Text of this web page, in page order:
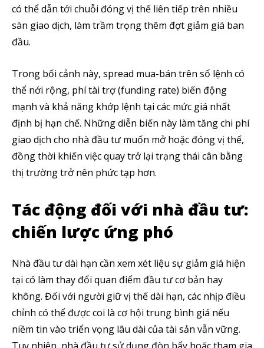
có thể dẫn tới chuỗi đóng vị thế liên tiếp trên nhiều
sàn giao dịch, làm trầm trọng thêm đợt giảm giá ban
đầu.
Trong bối cảnh này, spread mua-bán trên sổ lệnh có
thể nới rộng, phí tài trợ (funding rate) biến động
mạnh và khả năng khớp lệnh tại các mức giá nhất
định bị hạn chế. Những diễn biến này làm tăng chi phí
giao dịch cho nhà đầu tư muốn mở hoặc đóng vị thế,
đồng thời khiến việc quay trở lại trạng thái cân bằng
thị trường trở nên phức tạp hơn.
Tác động đối với nhà đầu tư:
chiến lược ứng phó
Nhà đầu tư dài hạn cần xem xét liệu sự giảm giá hiện
tại có làm thay đổi quan điểm đầu tư cơ bản hay
không. Đối với người giữ vị thế dài hạn, các nhịp điều
chỉnh có thể được coi là cơ hội trung bình giá nếu
niềm tin vào triển vọng lâu dài của tài sản vẫn vững.